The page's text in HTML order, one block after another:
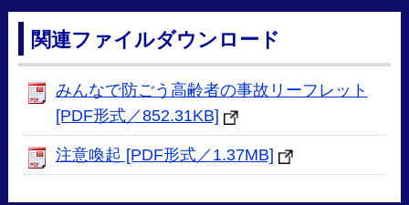
関連ファイルダウンロード
みんなで防ごう高齢者の事故リーフレット
[PDF形式／852.31KB]
注意喚起 [PDF形式／1.37MB]